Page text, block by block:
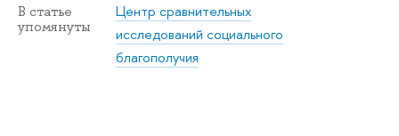
В статье
упомянуты
Центр сравнительных
исследований социального
благополучия